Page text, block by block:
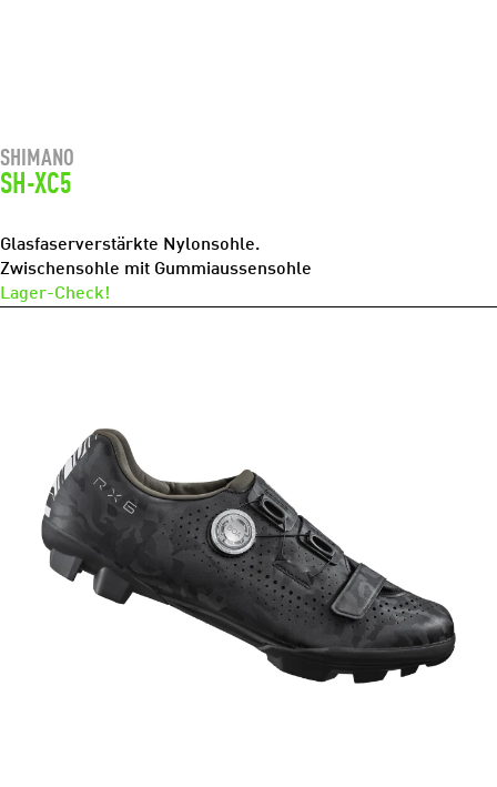
SHIMANO
SH-XC5
Glasfaserverstärkte Nylonsohle.
Zwischensohle mit Gummiaussensohle
Lager-Check!